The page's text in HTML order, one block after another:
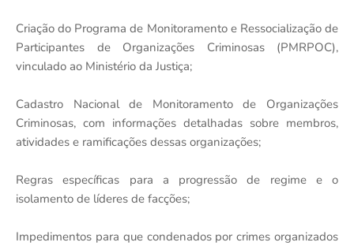
Criação do Programa de Monitoramento e Ressocialização de
Participantes de Organizações Criminosas (PMRPOC),
vinculado ao Ministério da Justiça;
Cadastro Nacional de Monitoramento de Organizações
Criminosas, com informações detalhadas sobre membros,
atividades e ramificações dessas organizações;
Regras específicas para a progressão de regime e o
isolamento de líderes de facções;
Impedimentos para que condenados por crimes organizados